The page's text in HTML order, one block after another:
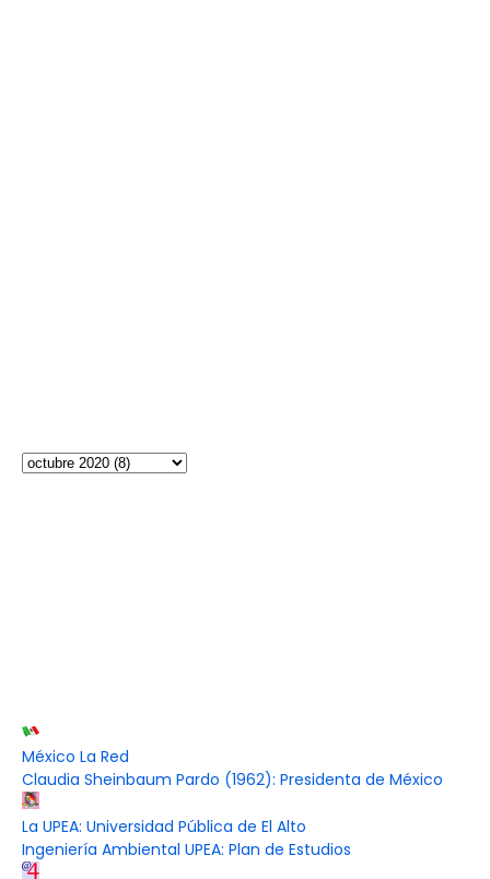
México La Red
Claudia Sheinbaum Pardo (1962): Presidenta de México
La UPEA: Universidad Pública de El Alto
Ingeniería Ambiental UPEA: Plan de Estudios